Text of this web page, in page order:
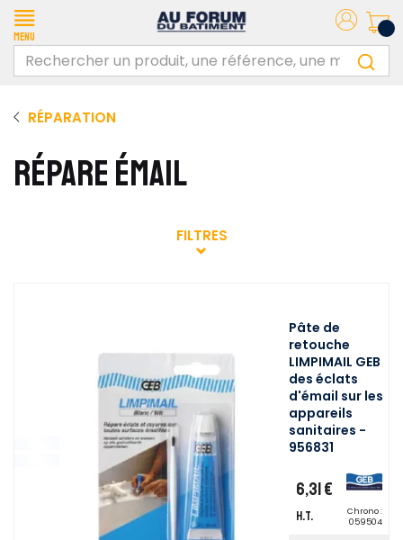
Menu
RÉPARATION
RÉPARE ÉMAIL
FILTRES
Pâte de
retouche
LIMPIMAIL GEB
des éclats
d'émail sur les
appareils
sanitaires -
956831
6,31 €
H.T.
Chrono :
059504